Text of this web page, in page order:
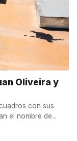
Oliveira y
con sus
el nombre de...